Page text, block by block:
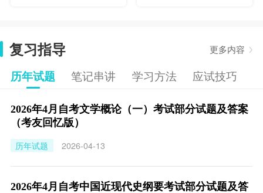
复习指导 更多内容
历年试题 笔记串讲 学习方法 应试技巧
2026年4月自考文学概论（一）考试部分试题及答案
（考友回忆版）
历年试题
2026-04-13
2026年4月自考中国近现代史纲要考试部分试题及答